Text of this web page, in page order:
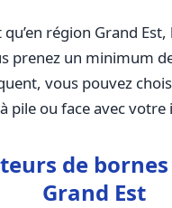
qu’en région Grand
prenez un minimum
vous pouvez
pile ou face avec
de
Grand Est